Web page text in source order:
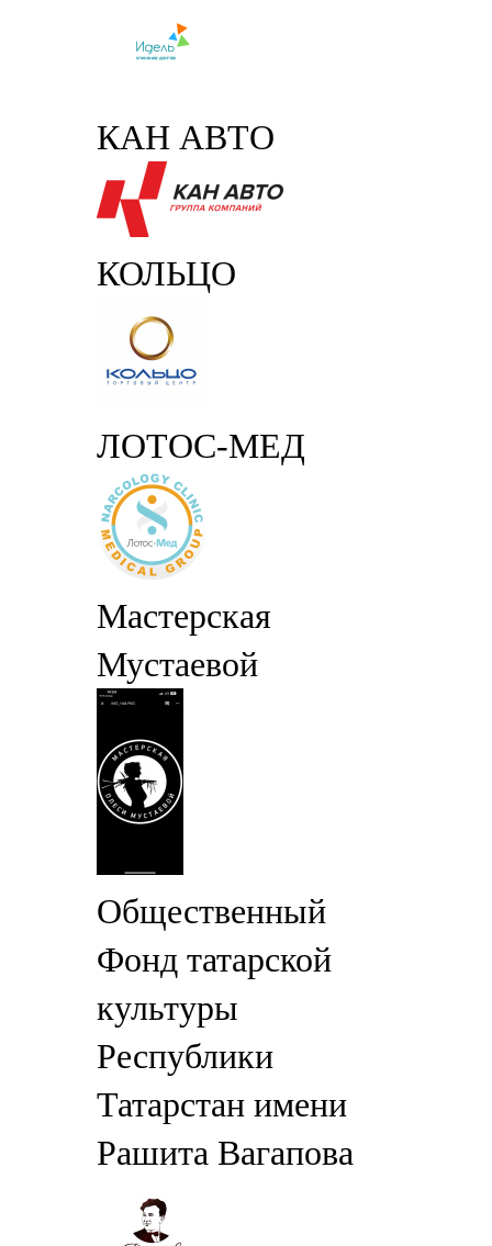
КАН АВТО
КОЛЬЦО
ЛОТОС-МЕД
Мастерская
Мустаевой
Общественный
Фонд татарской
культуры
Республики
Татарстан имени
Рашита Вагапова